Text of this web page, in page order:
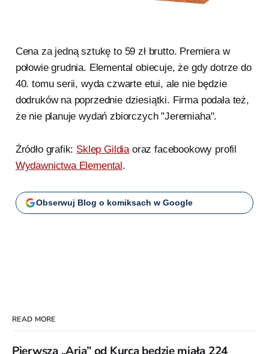
Cena za jedną sztukę to 59 zł brutto. Premiera w
połowie grudnia. Elemental obiecuje, że gdy dotrze do
40. tomu serii, wyda czwarte etui, ale nie będzie
dodruków na poprzednie dziesiątki. Firma podała też,
że nie planuje wydań zbiorczych "Jeremiaha".
Źródło grafik: Sklep Gildiaoraz facebookowy profil
Wydawnictwa Elemental.
Obserwuj Blog o komiksach w Google
READ MORE